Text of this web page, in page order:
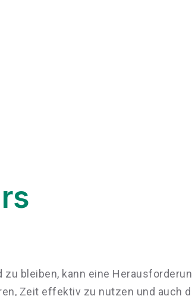
bleiben, kann eine
Zeit effektiv zu nutzen und auch